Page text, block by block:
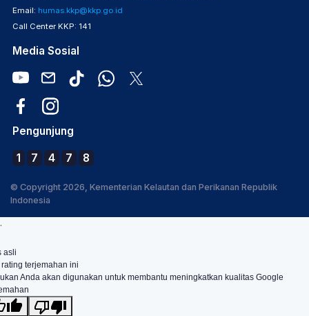
Email: humas.kkp@kkp.go.id
Call Center KKP: 141
Media Sosial
Pengunjung
1 7 4 7 8
© Copyright 2026, Kementerian Kelautan dan Perikanan Republik
Indonesia
.
asli
terjemahan ini
Anda akan digunakan untuk membantu meningkatkan kualitas Google